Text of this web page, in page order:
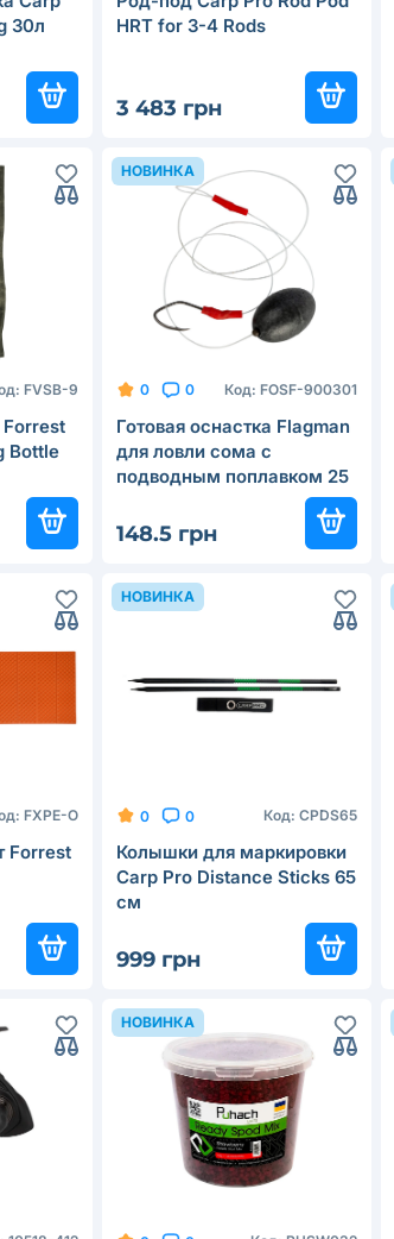
30л
HRT for 3-4 Rods
3 483 грн
FVSB-9
Bottle
НОВИНКА
0 0 Код: FOSF-900301
Готовая оснастка Flagman
для ловли сома с
подводным поплавком 25
148.5 грн
FXPE-O
Forrest
НОВИНКА
0 0 Код: CPDS65
Колышки для маркировки
Carp Pro Distance Sticks 65
см
999 грн
НОВИНКА